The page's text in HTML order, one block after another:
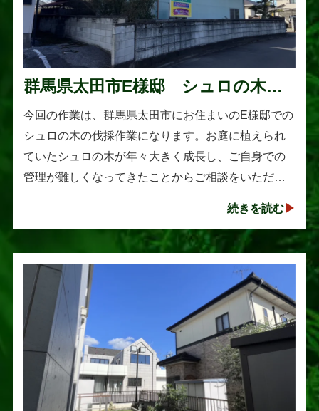
群馬県太田市E様邸 シュロの木の
伐採作業
今回の作業は、群馬県太田市にお住まいのE様邸での
シュロの木の伐採作業になります。お庭に植えられ
ていたシュロの木が年々大きく成長し、ご自身での
管理が難しくなってきたことからご相談をいただき
続きを読む